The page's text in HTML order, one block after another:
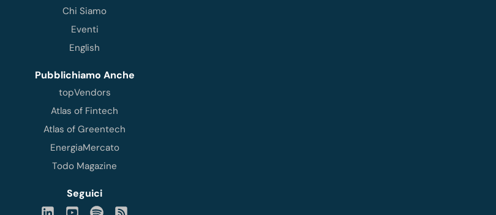
Chi Siamo
Eventi
English
Pubblichiamo Anche
topVendors
Atlas of Fintech
Atlas of Greentech
EnergiaMercato
Todo Magazine
Seguici